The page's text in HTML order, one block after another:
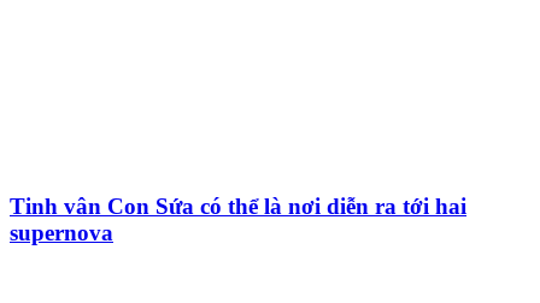
Tinh vân Con Sứa có thể là nơi diễn ra tới hai
supernova